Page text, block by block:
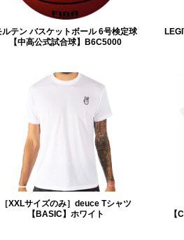
ルテン バスケットボール 6号検定球
【中高公式試合球】B6C5000
［XXLサイズのみ］deuce Tシャツ
【BASIC】ホワイト
【